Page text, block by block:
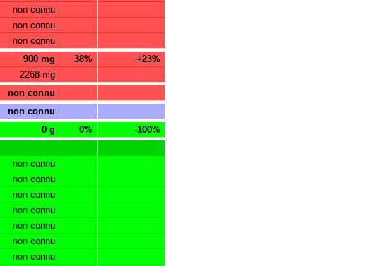
non connu
non connu
non connu
900 mg 38%
+23%
2268 mg
non connu
non connu
0 g 0%
-100%
non connu
non connu
non connu
non connu
non connu
non connu
non connu